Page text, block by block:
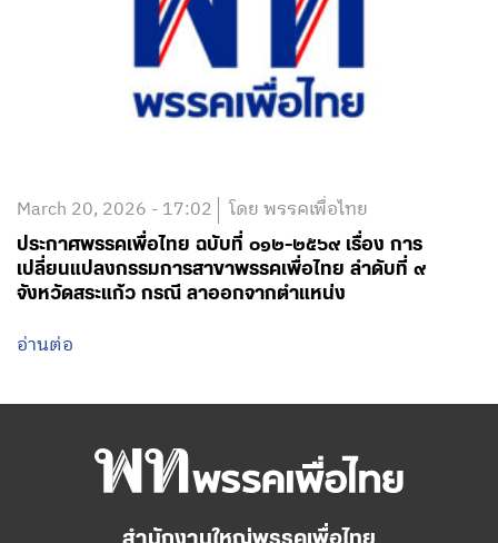
March 20, 2026 - 17:02 โดย พรรคเพื่อไทย
ประกาศพรรคเพื่อไทย ฉบับที่ ๐๑๒-๒๕๖๙ เรื่อง การ
เปลี่ยนแปลงกรรมการสาขาพรรคเพื่อไทย ลำดับที่ ๙
จังหวัดสระแก้ว กรณี ลาออกจากตำแหน่ง
อ่านต่อ